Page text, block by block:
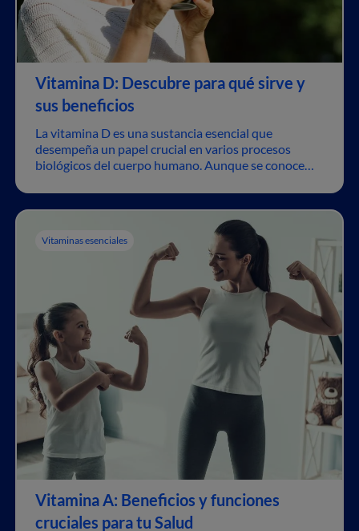
Vitamina D: Descubre para qué sirve y
sus beneficios
La vitamina D es una sustancia esencial que
desempeña un papel crucial en varios procesos
biológicos del cuerpo humano. Aunque se conoce
Vitaminas esenciales
Vitamina A: Beneficios y funciones
cruciales para tu Salud